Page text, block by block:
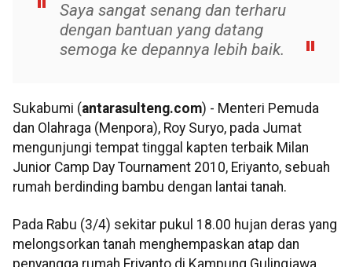
Saya sangat senang dan terharu
dengan bantuan yang datang
semoga ke depannya lebih baik.
Sukabumi (antarasulteng.com) - Menteri Pemuda
dan Olahraga (Menpora), Roy Suryo, pada Jumat
mengunjungi tempat tinggal kapten terbaik Milan
Junior Camp Day Tournament 2010, Eriyanto, sebuah
rumah berdinding bambu dengan lantai tanah.
Pada Rabu (3/4) sekitar pukul 18.00 hujan deras yang
melongsorkan tanah menghempaskan atap dan
penyangga rumah Eriyanto di Kampung Gulingjawa